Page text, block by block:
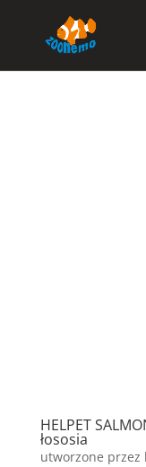
HELPET
łososia
utworzone przez